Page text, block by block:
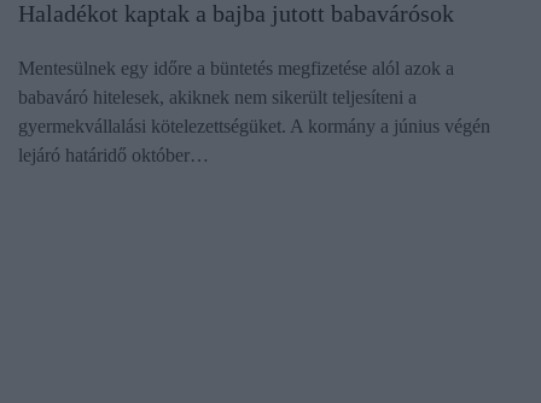
Haladékot kaptak a bajba jutott babavárósok
Mentesülnek egy időre a büntetés megfizetése alól azok a
babaváró hitelesek, akiknek nem sikerült teljesíteni a
gyermekvállalási kötelezettségüket. A kormány a június végén
lejáró határidő október…